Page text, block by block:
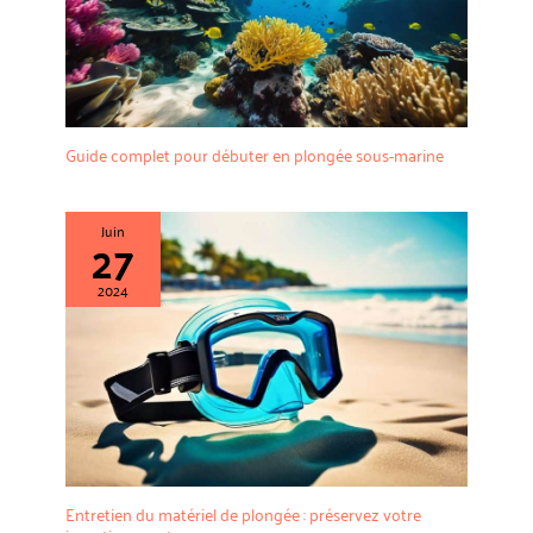
cette odeur ne nuira pas à
votre corps.
Guide complet pour débuter en plongée sous-marine
Juin
27
2024
Entretien du matériel de plongée : préservez votre